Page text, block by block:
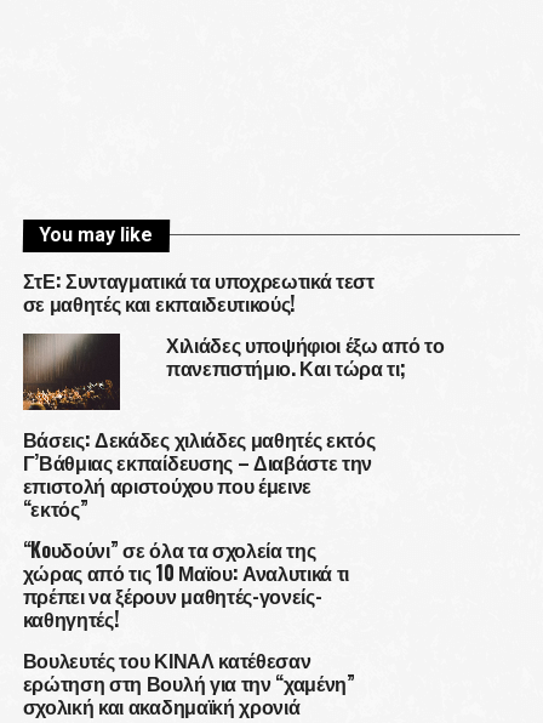
You may like
ΣτΕ: Συνταγματικά τα υποχρεωτικά τεστ
σε μαθητές και εκπαιδευτικούς!
Χιλιάδες υποψήφιοι έξω από το
πανεπιστήμιο. Και τώρα τι;
Βάσεις: Δεκάδες χιλιάδες μαθητές εκτός
Γ’Βάθμιας εκπαίδευσης – Διαβάστε την
επιστολή αριστούχου που έμεινε
“εκτός”
“Koυδούνι” σε όλα τα σχολεία της
χώρας από τις 10 Μαϊου: Αναλυτικά τι
πρέπει να ξέρουν μαθητές-γονείς-
καθηγητές!
Βουλευτές του ΚΙΝΑΛ κατέθεσαν
ερώτηση στη Βουλή για την “χαμένη”
σχολική και ακαδημαϊκή χρονιά